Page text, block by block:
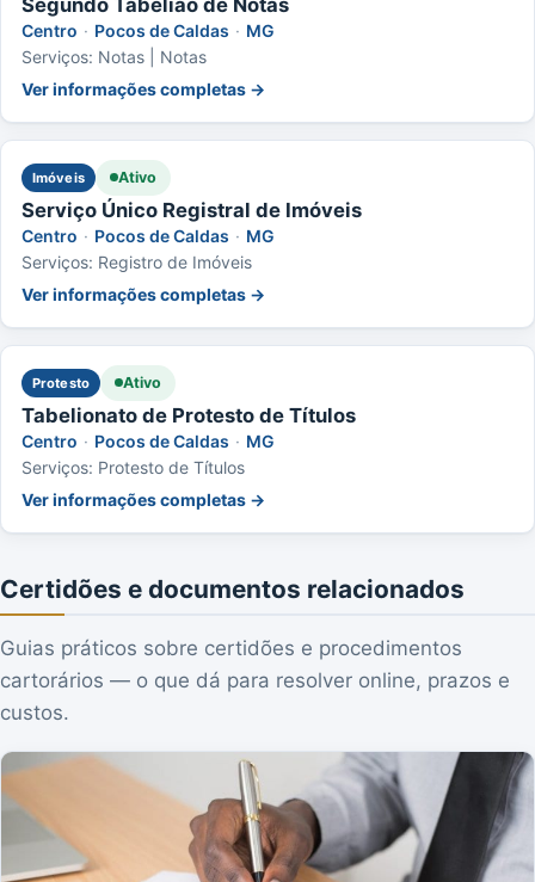
Centro · Pocos de Caldas · MG
Serviços: Notas | Notas
Ver informações completas →
Imóveis Ativo
Serviço Único Registral de Imóveis
Centro · Pocos de Caldas · MG
Serviços: Registro de Imóveis
Ver informações completas →
Protesto Ativo
Tabelionato de Protesto de Títulos
Centro · Pocos de Caldas · MG
Serviços: Protesto de Títulos
Ver informações completas →
Certidões e documentos relacionados
Guias práticos sobre certidões e procedimentos
cartorários — o que dá para resolver online, prazos e
custos.